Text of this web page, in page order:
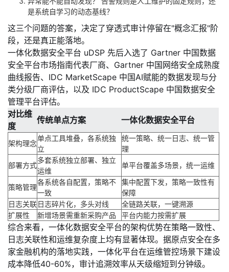
是系统自学习的动态基线？
这三个问题的答案，决定了穿透式审计停留在"概念汇报"阶
段，还是真正能落地。
一体化数据安全平台 uDSP 先后入选了 Gartner 中国数据
安全平台市场指南代表厂商、Gartner 中国网络安全成熟度
曲线报告、IDC MarketScape 中国AI赋能的数据发现与分
类分级厂商评估，以及 IDC ProductScape 中国数据安全
管理平台评估。
对比维
度
传统单点方案 一体化数据安全平台
架构理念
单点工具堆叠，各系统独
立
统一策略、统一日志、统一管
理
部署方式
多套系统独立部署、独立
运维
单平台覆盖多场景，统一运维
策略管理
各系统各自配置，策略不
一致
集中配置下发，策略一致性有
保障
日志关联日志碎片化，多头对线
全链路关联，一键溯源
扩展性
新增场景需重新采购产品 平台内能力按需扩展
综合来看，一体化数据安全平台的架构优势在策略一致性、
日志关联性和运维复杂度上均有显著体现。据原点安全在多
家金融机构的落地实践，一体化平台在运维管控场景下建设
成本降低40-60%，审计追溯效率从天级缩短到分钟级。